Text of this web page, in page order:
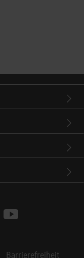
youtube